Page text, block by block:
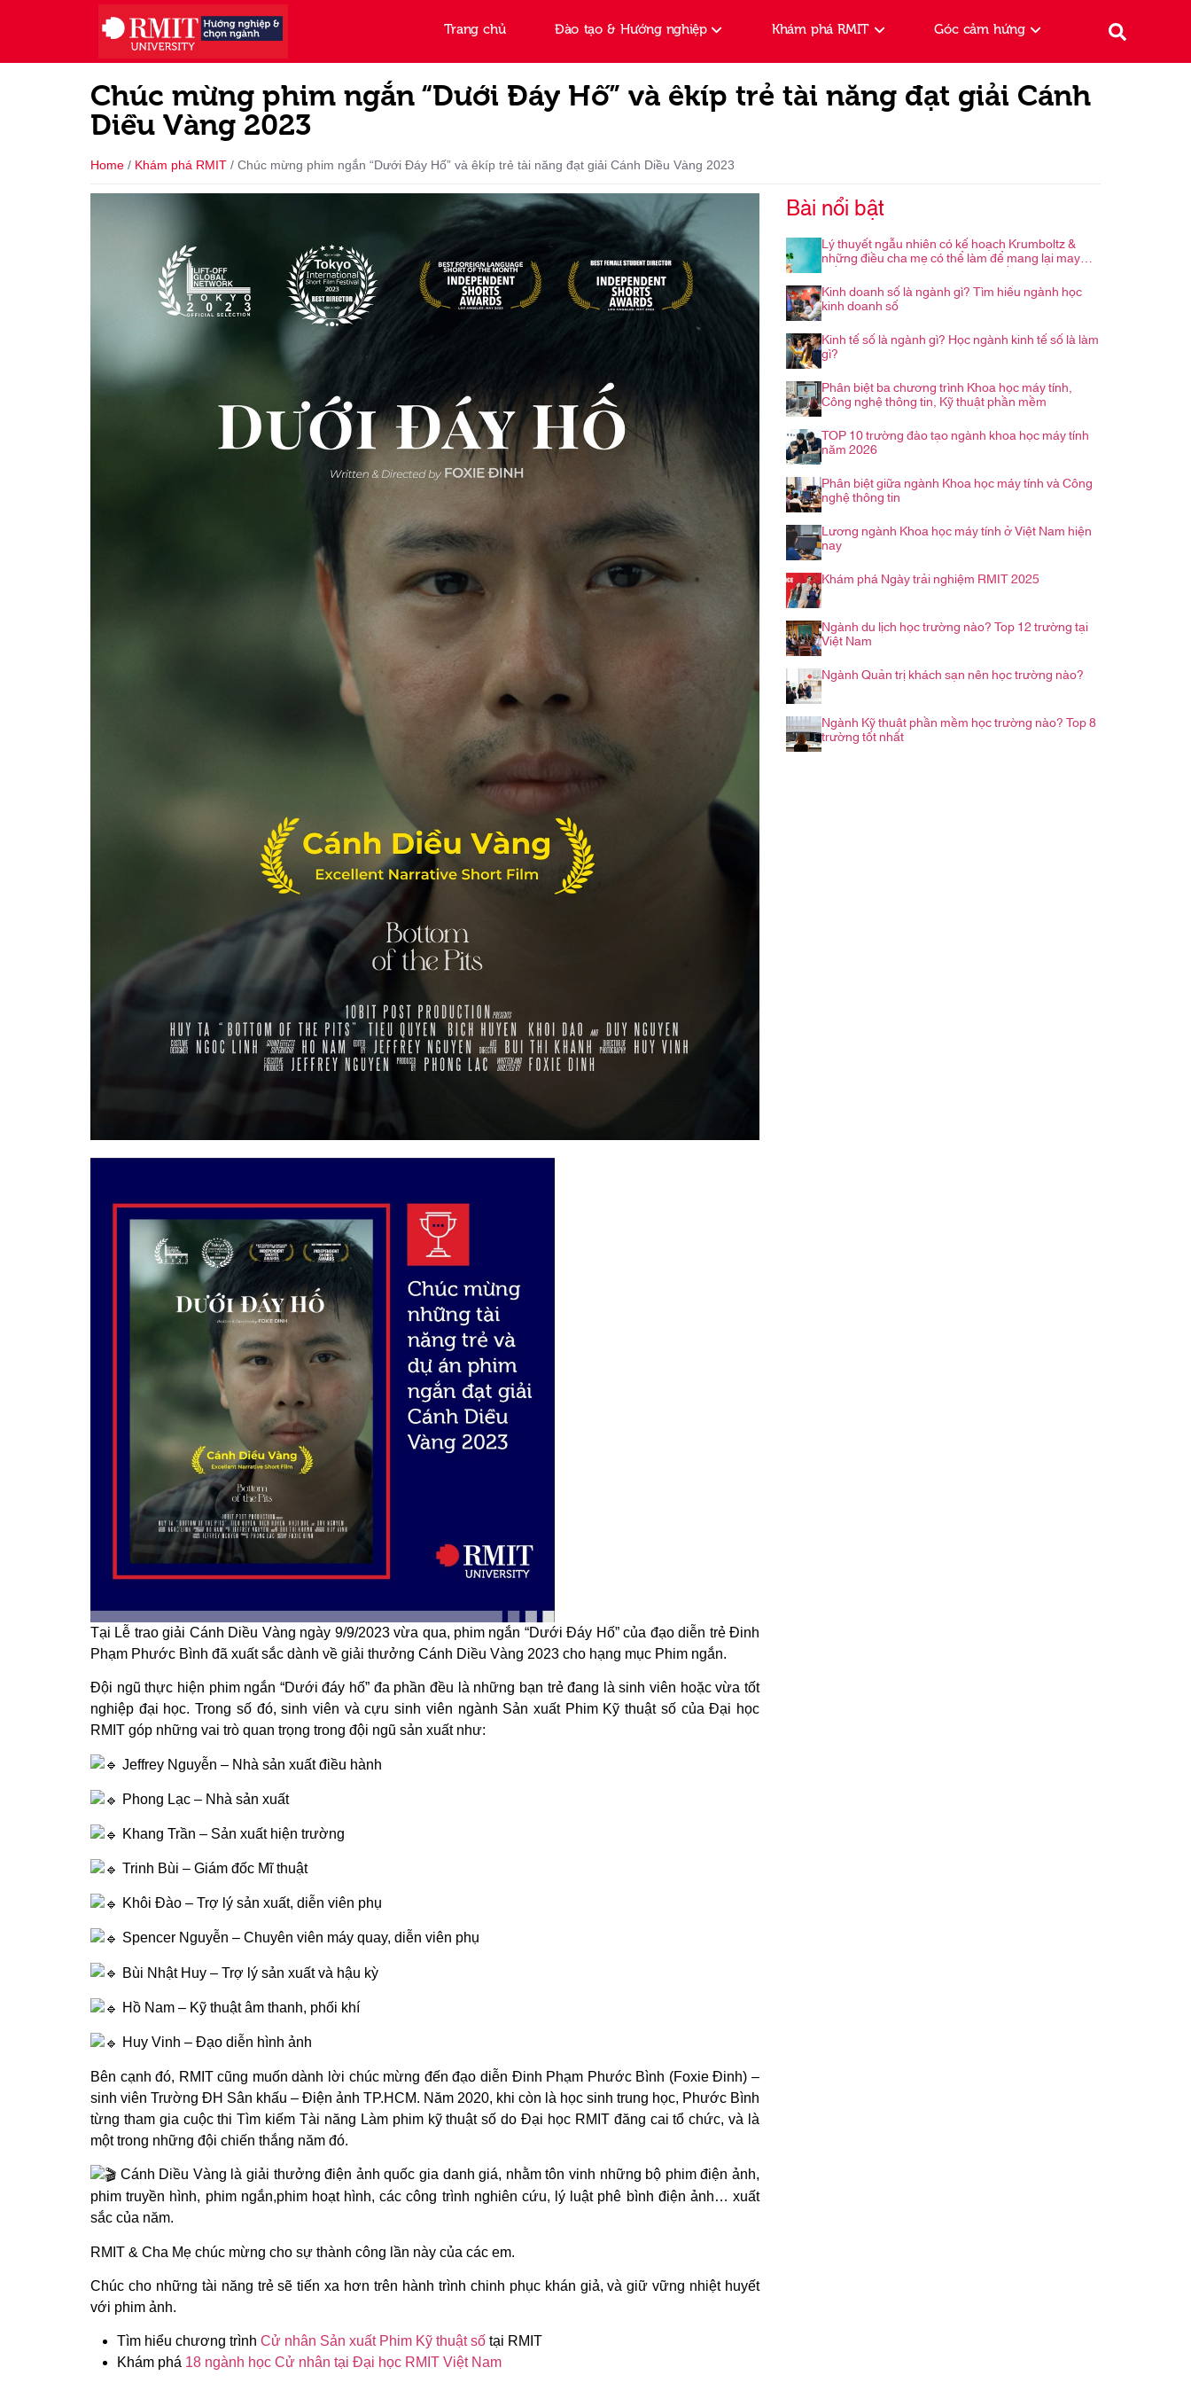
Trang chủ Đào tạo & Hướng nghiệp Khám phá RMIT Góc cảm hứng
Chúc mừng phim ngắn “Dưới Đáy Hố” và êkíp trẻ tài năng đạt giải Cánh
Diều Vàng 2023
Home / Khám phá RMIT / Chúc mừng phim ngắn “Dưới Đáy Hố” và êkíp trẻ tài năng đạt giải Cánh Diều Vàng 2023
Tại Lễ trao giải Cánh Diều Vàng ngày 9/9/2023 vừa qua, phim ngắn “Dưới Đáy Hố” của đạo diễn trẻ Đinh
Phạm Phước Bình đã xuất sắc dành về giải thưởng Cánh Diều Vàng 2023 cho hạng mục Phim ngắn.
Đội ngũ thực hiện phim ngắn “Dưới đáy hố” đa phần đều là những bạn trẻ đang là sinh viên hoặc vừa tốt
nghiệp đại học. Trong số đó, sinh viên và cựu sinh viên ngành Sản xuất Phim Kỹ thuật số của Đại học
RMIT góp những vai trò quan trọng trong đội ngũ sản xuất như:
Jeffrey Nguyễn – Nhà sản xuất điều hành
Phong Lạc – Nhà sản xuất
Khang Trần – Sản xuất hiện trường
Trinh Bùi – Giám đốc Mĩ thuật
Khôi Đào – Trợ lý sản xuất, diễn viên phụ
Spencer Nguyễn – Chuyên viên máy quay, diễn viên phụ
Bùi Nhật Huy – Trợ lý sản xuất và hậu kỳ
Hồ Nam – Kỹ thuật âm thanh, phối khí
Huy Vinh – Đạo diễn hình ảnh
Bên cạnh đó, RMIT cũng muốn dành lời chúc mừng đến đạo diễn Đinh Phạm Phước Bình (Foxie Đinh) –
sinh viên Trường ĐH Sân khấu – Điện ảnh TP.HCM. Năm 2020, khi còn là học sinh trung học, Phước Bình
từng tham gia cuộc thi Tìm kiếm Tài năng Làm phim kỹ thuật số do Đại học RMIT đăng cai tổ chức, và là
một trong những đội chiến thắng năm đó.
Cánh Diều Vàng là giải thưởng điện ảnh quốc gia danh giá, nhằm tôn vinh những bộ phim điện ảnh,
phim truyền hình, phim ngắn,phim hoạt hình, các công trình nghiên cứu, lý luật phê bình điện ảnh… xuất
sắc của năm.
RMIT & Cha Mẹ chúc mừng cho sự thành công lần này của các em.
Chúc cho những tài năng trẻ sẽ tiến xa hơn trên hành trình chinh phục khán giả, và giữ vững nhiệt huyết
với phim ảnh.
Tìm hiểu chương trình Cử nhân Sản xuất Phim Kỹ thuật số tại RMIT
Khám phá 18 ngành học Cử nhân tại Đại học RMIT Việt Nam
Bài nổi bật
Lý thuyết ngẫu nhiên có kế hoạch Krumboltz &
những điều cha mẹ có thể làm để mang lại may
mắn cho con trong hành trình nghề nghiệp
Kinh doanh số là ngành gì? Tìm hiểu ngành học
kinh doanh số
Kinh tế số là ngành gì? Học ngành kinh tế số là làm
gì?
Phân biệt ba chương trình Khoa học máy tính,
Công nghệ thông tin, Kỹ thuật phần mềm
TOP 10 trường đào tạo ngành khoa học máy tính
năm 2026
Phân biệt giữa ngành Khoa học máy tính và Công
nghệ thông tin
Lương ngành Khoa học máy tính ở Việt Nam hiện
nay
Khám phá Ngày trải nghiệm RMIT 2025
Ngành du lịch học trường nào? Top 12 trường tại
Việt Nam
Ngành Quản trị khách sạn nên học trường nào?
Ngành Kỹ thuật phần mềm học trường nào? Top 8
trường tốt nhất